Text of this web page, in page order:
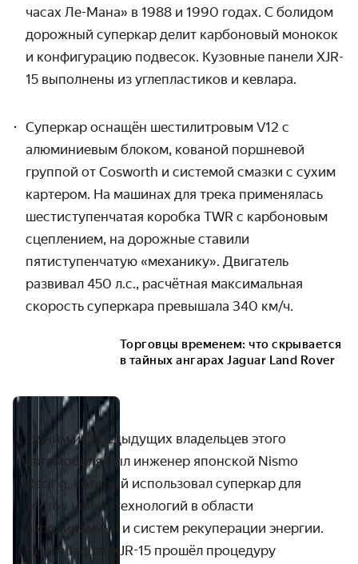
часах Ле-Мана» в 1988 и 1990 годах. С болидом
дорожный суперкар делит карбоновый монокок
и конфигурацию подвесок. Кузовные панели XJR-
15 выполнены из углепластиков и кевлара.
Суперкар оснащён шестилитровым V12 с
алюминиевым блоком, кованой поршневой
группой от Cosworth и системой смазки с сухим
картером. На машинах для трека применялась
шестиступенчатая коробка TWR с карбоновым
сцеплением, на дорожные ставили
пятиступенчатую «механику». Двигатель
развивал 450 л.с., расчётная максимальная
скорость суперкара превышала 340 км/ч.
Торговцы временем: что скрывается
в тайных ангарах Jaguar Land Rover
Одним из предыдущих владельцев этого
автомобиля был инженер японской Nismo
Racing, который использовал суперкар для
тестов новых технологий в области
аэродинамики и систем рекуперации энергии.
После Jaguar XJR-15 прошёл процедуру